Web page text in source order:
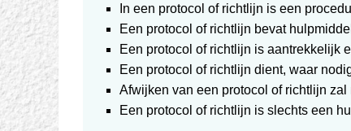
In een protocol of richtlijn is een
Een protocol of richtlijn bevat
Een protocol of richtlijn is aantrekkelijk
Een protocol of richtlijn dient, waar
Afwijken van een protocol of richtlijn
Een protocol of richtlijn is slechts een